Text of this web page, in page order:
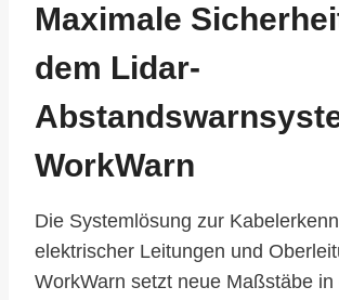
Maximale
dem Lidar-
WorkWarn
Die Systemlösung zur
elektrischer Leitungen und
WorkWarn setzt neue Maßstäbe in